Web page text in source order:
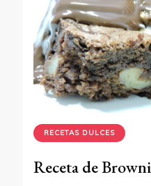
RECETAS DULCES
Receta de